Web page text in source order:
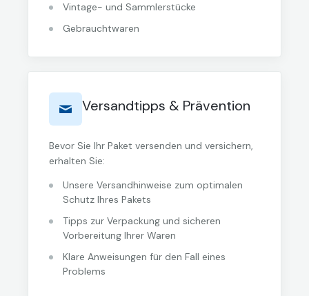
Vintage- und Sammlerstücke
Gebrauchtwaren
Versandtipps & Prävention
Bevor Sie Ihr Paket versenden und versichern,
erhalten Sie:
Unsere Versandhinweise zum optimalen
Schutz Ihres Pakets
Tipps zur Verpackung und sicheren
Vorbereitung Ihrer Waren
Klare Anweisungen für den Fall eines
Problems